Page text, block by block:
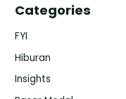
Categories
FYI
Hiburan
Insights